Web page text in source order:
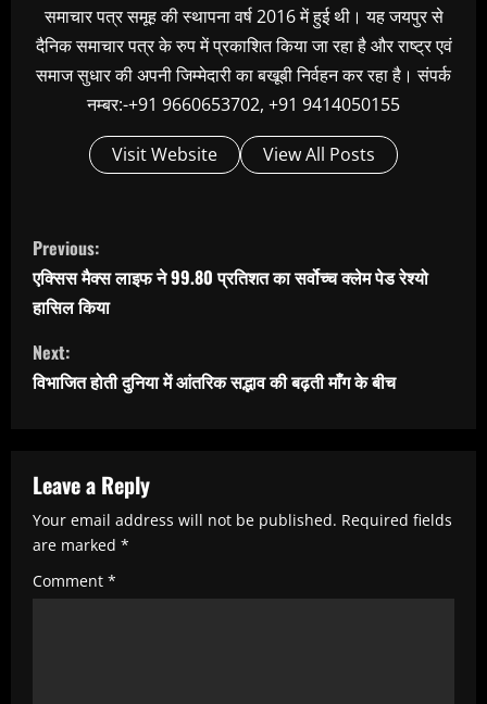
समाचार पत्र समूह की स्थापना वर्ष 2016 में हुई थी। यह जयपुर से
दैनिक समाचार पत्र के रुप में प्रकाशित किया जा रहा है और राष्ट्र एवं
समाज सुधार की अपनी जिम्मेदारी का बखूबी निर्वहन कर रहा है। संपर्क
नम्बर:-+91 9660653702, +91 9414050155
Visit Website View All Posts
C
o
n
t
i
e
R
e
a
Previous:
एक्सिस मैक्स लाइफ ने 99.80 प्रतिशत का सर्वोच्च क्लेम पेड रेश्यो
हासिल किया
Next:
विभाजित होती दुनिया में आंतरिक सद्भाव की बढ़ती माँग के बीच
Leave a Reply
Your email address will not be published. Required fields
are marked *
Comment *